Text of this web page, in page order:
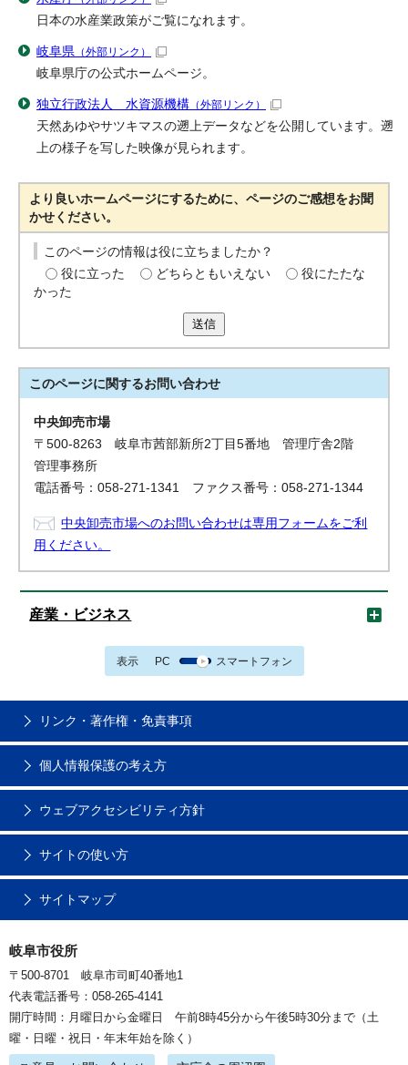
日本の水産業政策がご覧になれます。
岐阜県 （外部リンク）
岐阜県庁の公式ホームページ。
独立行政法人 水資源機構 （外部リンク）
天然あゆやサツキマスの遡上データなどを公開しています。遡
上の様子を写した映像が見られます。
より良いホームページにするために、ページのご感想をお聞
かせください。
このページの情報は役に立ちましたか？
役に立った
どちらともいえない
役にたたな
かった
送信
このページに関するお問い合わせ
中央卸売市場
〒500-8263 岐阜市茜部新所2丁目5番地 管理庁舎2階
管理事務所
電話番号：058-271-1341 ファクス番号：058-271-1344
中央卸売市場へのお問い合わせは専用フォームをご利
用ください。
産業・ビジネス
表示 PC スマートフォン
リンク・著作権・免責事項
個人情報保護の考え方
ウェブアクセシビリティ方針
サイトの使い方
サイトマップ
岐阜市役所
〒500-8701 岐阜市司町40番地1
代表電話番号：058-265-4141
開庁時間：月曜日から金曜日 午前8時45分から午後5時30分まで（土
曜・日曜・祝日・年末年始を除く）